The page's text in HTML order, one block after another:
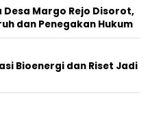
Margo Rejo Disorot,
dan Penegakan Hukum
Bioenergi dan Riset Jadi